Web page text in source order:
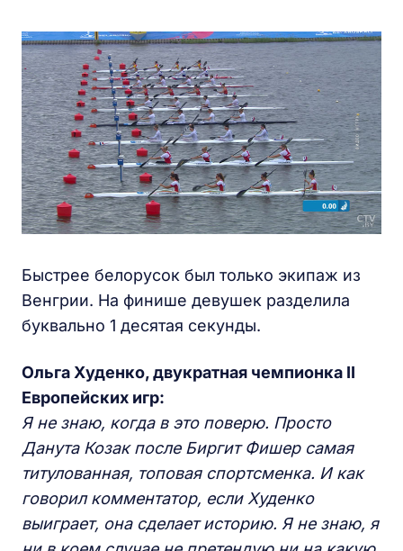
Быстрее белорусок был только экипаж из
Венгрии. На финише девушек разделила
буквально 1 десятая секунды.
Ольга Худенко, двукратная чемпионка II
Европейских игр:
Я не знаю, когда в это поверю. Просто
Данута Козак после Биргит Фишер самая
титулованная, топовая спортсменка. И как
говорил комментатор, если Худенко
выиграет, она сделает историю. Я не знаю, я